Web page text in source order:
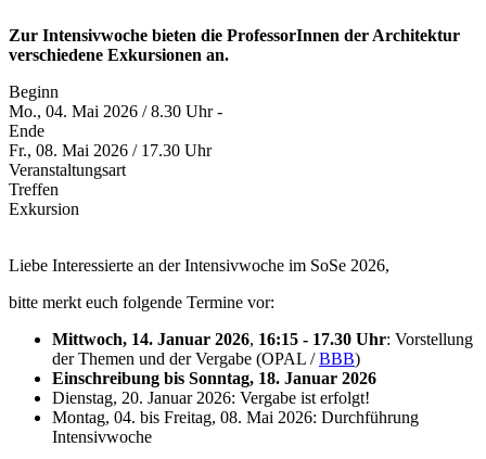
Zur Intensivwoche bieten die ProfessorInnen der Architektur
verschiedene Exkursionen an.
Beginn
Mo., 04. Mai 2026 / 8.30 Uhr -
Ende
Fr., 08. Mai 2026 / 17.30 Uhr
Veranstaltungsart
Treffen
Exkursion
Liebe Interessierte an der Intensivwoche im SoSe 2026,
bitte merkt euch folgende Termine vor:
Mittwoch, 14. Januar 2026, 16:15 - 17.30 Uhr: Vorstellung
der Themen und der Vergabe (OPAL /BBB)
Einschreibung bis Sonntag, 18. Januar 2026
Dienstag, 20. Januar 2026: Vergabe ist erfolgt!
Montag, 04. bis Freitag, 08. Mai 2026: Durchführung
Intensivwoche